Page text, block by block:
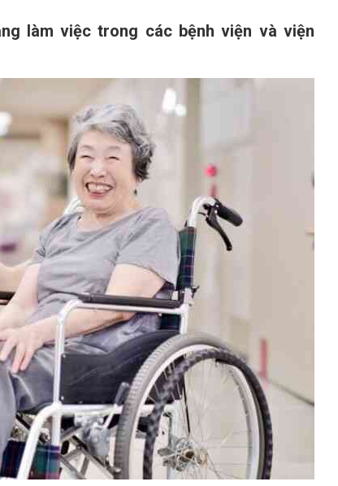
làm việc trong các bệnh viện và viện